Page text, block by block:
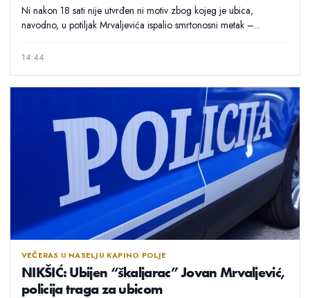
Ni nakon 18 sati nije utvrđen ni motiv zbog kojeg je ubica,
navodno, u potiljak Mrvaljevića ispalio smrtonosni metak –...
14:44
VEČERAS U NASELJU KAPINO POLJE
NIKŠIĆ: Ubijen “škaljarac” Jovan Mrvaljević,
policija traga za ubicom